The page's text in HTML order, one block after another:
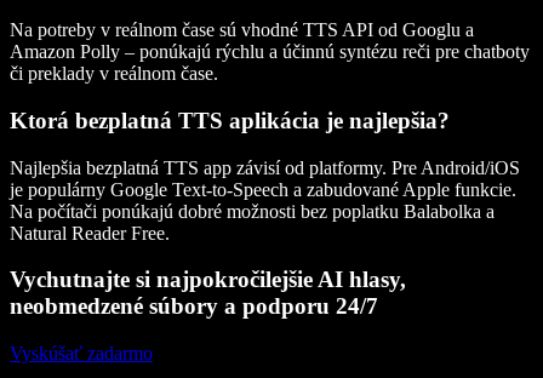
Na potreby v reálnom čase sú vhodné TTS API od Googlu a
Amazon Polly – ponúkajú rýchlu a účinnú syntézu reči pre chatboty
či preklady v reálnom čase.
Ktorá bezplatná TTS aplikácia je najlepšia?
Najlepšia bezplatná TTS app závisí od platformy. Pre Android/iOS
je populárny Google Text-to-Speech a zabudované Apple funkcie.
Na počítači ponúkajú dobré možnosti bez poplatku Balabolka a
Natural Reader Free.
Vychutnajte si najpokročilejšie AI hlasy,
neobmedzené súbory a podporu 24/7
Vyskúšať zadarmo